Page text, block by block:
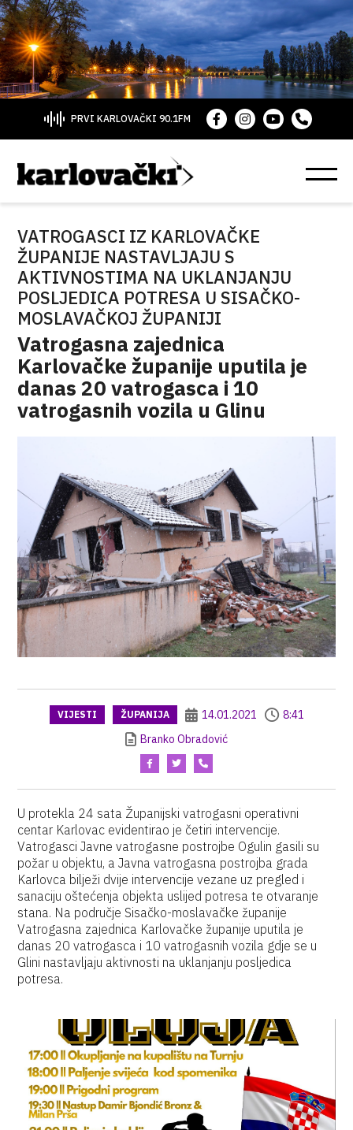
PRVI KARLOVAČKI 90.1FM
VATROGASCI IZ KARLOVAČKE
ŽUPANIJE NASTAVLJAJU S
AKTIVNOSTIMA NA UKLANJANJU
POSLJEDICA POTRESA U SISAČKO-
MOSLAVAČKOJ ŽUPANIJI
Vatrogasna zajednica
Karlovačke županije uputila je
danas 20 vatrogasca i 10
vatrogasnih vozila u Glinu
VIJESTI ŽUPANIJA 14.01.2021
8:41
Branko Obradović
U protekla 24 sata Županijski vatrogasni operativni
centar Karlovac evidentirao je četiri intervencije.
Vatrogasci Javne vatrogasne postrojbe Ogulin gasili su
požar u objektu, a Javna vatrogasna postrojba grada
Karlovca bilježi dvije intervencije vezane uz pregled i
sanaciju oštećenja objekta uslijed potresa te otvaranje
stana. Na područje Sisačko-moslavačke županije
Vatrogasna zajednica Karlovačke županije uputila je
danas 20 vatrogasca i 10 vatrogasnih vozila gdje se u
Glini nastavljaju aktivnosti na uklanjanju posljedica
potresa.